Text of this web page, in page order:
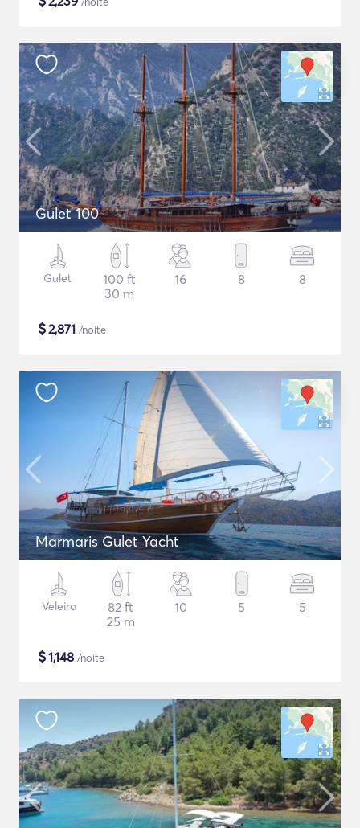
Gulet 100
Gulet
100 ft
30 m
16 8 8
$2,871 /noite
Marmaris Gulet Yacht
Veleiro
82 ft
25 m
10 5 5
$1,148 /noite